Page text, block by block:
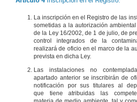
La inscripción en el Registro de las
sometidas a la autorización
de la Ley 16/2002, de 1 de julio, de
control integrados de la
realizará de oficio en el marco de la
prevista en dicha Ley.
Las instalaciones no
apartado anterior se inscribirán de
notificación por sus titulares al
que tiene atribuidas las